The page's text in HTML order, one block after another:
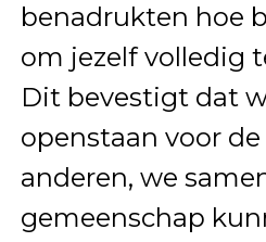
benadrukten hoe
om jezelf volledig
Dit bevestigt dat
openstaan voor
anderen, we
gemeenschap